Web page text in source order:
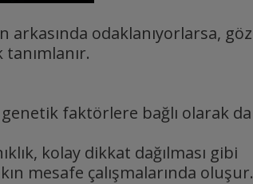
arkasında odaklanıyorlarsa, göz
faktörlere bağlı olarak da
kolay dikkat dağılması gibi
mesafe çalışmalarında oluşur.